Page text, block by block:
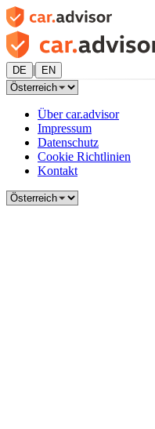
DE | EN
Über car.advisor
Impressum
Datenschutz
Cookie Richtlinien
Kontakt